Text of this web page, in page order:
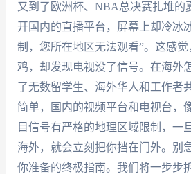
又到了欧洲杯、NBA总决赛扎堆的
开国内的直播平台，屏幕上却冷冰
制，您所在地区无法观看”。这感
鸡，却发现电视没了信号。在海外
了无数留学生、海外华人和工作者
简单，国内的视频平台和电视台，
目信号有严格的地理区域限制，一
海外，就会立刻把你挡在门外。别
你准备的终极指南。我们将一步步